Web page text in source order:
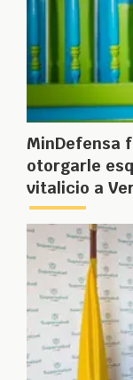
MinDefensa
otorgarle
vitalicio a